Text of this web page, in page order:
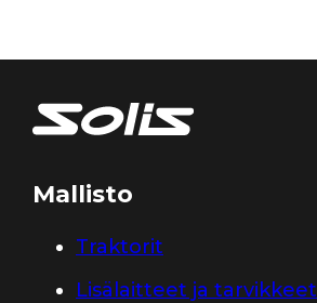
Mallisto
Traktorit
Lisälaitteet ja tarvikkeet